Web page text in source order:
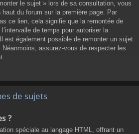
le sujet » lors de sa consultation, vous
du forum sur la première page. Par
ce lien, cela signifie que la remontée de
de temps pour autoriser la
est également possible de remonter un sujet
assurez-vous de respecter les
de sujets
?
spéciale au langage HTML, offrant un